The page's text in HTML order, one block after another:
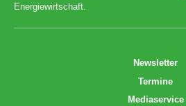
Energiewirtschaft.
Newsletter
Termine
Mediaservice